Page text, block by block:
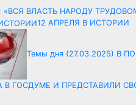
«ВСЯ ВЛАСТЬ НАРОДУ
12 АПРЕЛЯ В ИСТОРИИ
Темы дня (27.03.2025) В
В ГОСДУМЕ И ПРЕДСТАВИЛИ